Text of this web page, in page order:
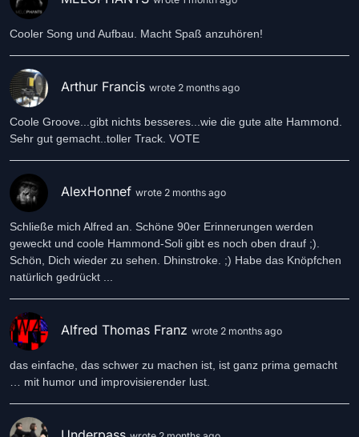
Cooler Song und Aufbau. Macht Spaß anzuhören!
Arthur Francis wrote 2 months ago
Coole Groove...gibt nichts besseres...wie die gute alte Hammond.
Sehr gut gemacht..toller Track. VOTE
AlexHonnef wrote 2 months ago
Schließe mich Alfred an. Schöne 90er Erinnerungen werden
geweckt und coole Hammond-Soli gibt es noch oben drauf ;).
Schön, Dich wieder zu sehen. Dhinstroke. ;) Habe das Knöpfchen
natürlich gedrückt ...
Alfred Thomas Franz wrote 2 months ago
das einfache, das schwer zu machen ist, ist ganz prima gemacht
… mit humor und improvisierender lust.